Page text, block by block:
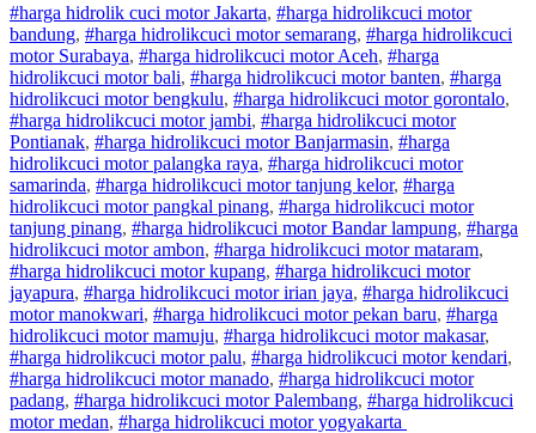
#harga hidrolik cuci motor Jakarta, #harga hidrolikcuci motor
bandung, #harga hidrolikcuci motorsemarang, #harga hidrolikcuci
motorSurabaya, #harga hidrolikcuci motorAceh, #harga
hidrolikcuci motorbali, #harga hidrolikcuci motorbanten, #harga
hidrolikcuci motorbengkulu, #harga hidrolikcuci motorgorontalo,
#harga hidrolikcuci motorjambi, #harga hidrolikcuci motor
Pontianak, #harga hidrolikcuci motorBanjarmasin, #harga
hidrolikcuci motorpalangka raya, #harga hidrolikcuci motor
samarinda, #harga hidrolikcuci motortanjung kelor, #harga
hidrolikcuci motorpangkal pinang, #harga hidrolikcuci motor
tanjung pinang, #harga hidrolikcuci motorBandar lampung, #harga
hidrolikcuci motorambon, #harga hidrolikcuci motormataram,
#harga hidrolikcuci motorkupang, #harga hidrolikcuci motor
jayapura, #harga hidrolikcuci motoririan jaya, #harga hidrolikcuci
motormanokwari, #harga hidrolikcuci motorpekan baru, #harga
hidrolikcuci motormamuju, #harga hidrolikcuci motormakasar,
#harga hidrolikcuci motorpalu, #harga hidrolikcuci motorkendari,
#harga hidrolikcuci motormanado, #harga hidrolikcuci motor
padang, #harga hidrolikcuci motorPalembang, #harga hidrolikcuci
motormedan, #harga hidrolikcuci motoryogyakarta